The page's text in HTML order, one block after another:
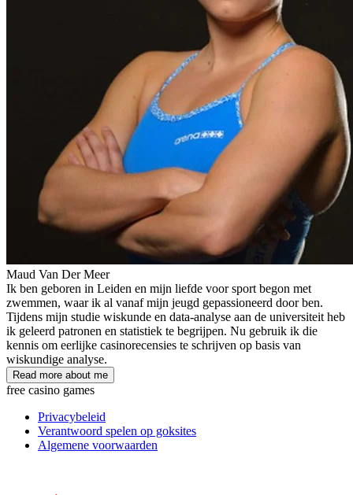
Maud Van Der Meer
Ik ben geboren in Leiden en mijn liefde voor sport begon met
zwemmen, waar ik al vanaf mijn jeugd gepassioneerd door ben.
Tijdens mijn studie wiskunde en data-analyse aan de universiteit heb
ik geleerd patronen en statistiek te begrijpen. Nu gebruik ik die
kennis om eerlijke casinorecensies te schrijven op basis van
wiskundige analyse.
Read more about me
free casino games
Privacybeleid
Verantwoord spelen op goksites
Algemene voorwaarden